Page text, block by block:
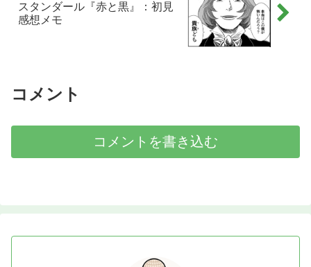
スタンダール『赤と黒』：初見
感想メモ
コメント
コメントを書き込む